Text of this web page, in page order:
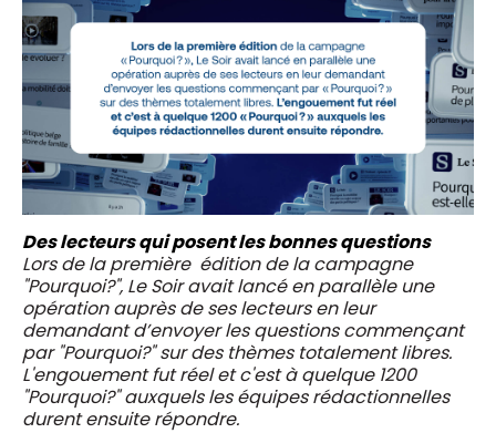
Des lecteurs qui posent les bonnes questions
Lors de la première édition de la campagne
"Pourquoi?", Le Soir avait lancé en parallèle une
opération auprès de ses lecteurs en leur
demandant d’envoyer les questions commençant
par "Pourquoi?" sur des thèmes totalement libres.
L'engouement fut réel et c'est à quelque 1200
"Pourquoi?" auxquels les équipes rédactionnelles
durent ensuite répondre.